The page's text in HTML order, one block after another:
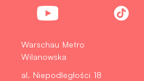
Warschau Metro
Wilanowska
al. Niepodległości 18